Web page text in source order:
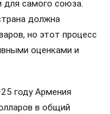
для самого союза.
должна
но этот процесс
оценками и
году Армения
в общий